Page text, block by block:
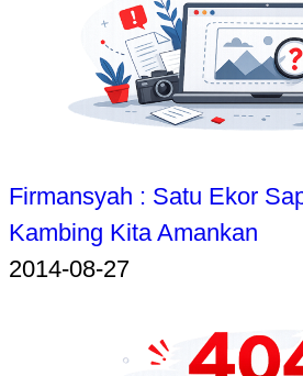
Firmansyah : Satu Ekor
Kambing Kita Amankan
2014-08-27